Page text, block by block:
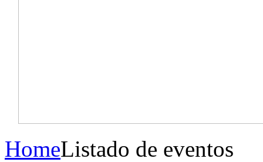
HomeListado de eventos